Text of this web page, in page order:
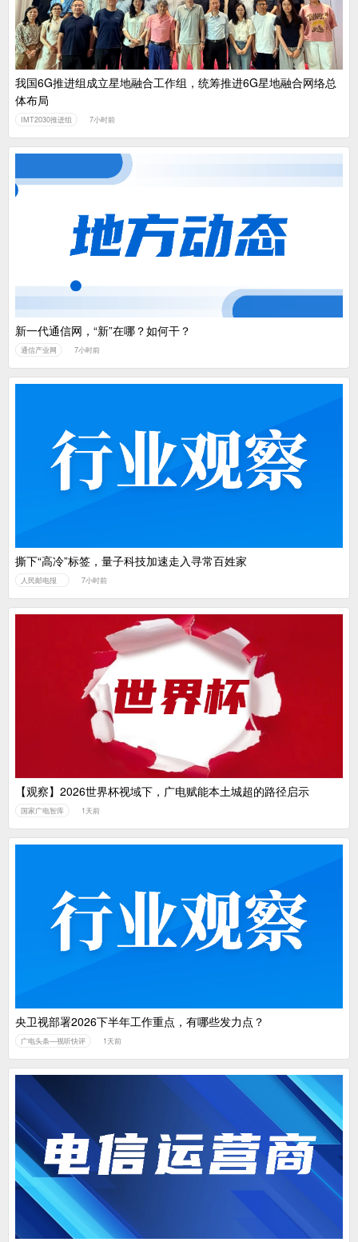
我国6G推进组成立星地融合工作组，统筹推进6G星地融合网络总
体布局
IMT2030推进组 7小时前
新一代通信网，“新”在哪？如何干？
通信产业网 7小时前
撕下“高冷”标签，量子科技加速走入寻常百姓家
人民邮电报 7小时前
【观察】2026世界杯视域下，广电赋能本土城超的路径启示
国家广电智库 1天前
央卫视部署2026下半年工作重点，有哪些发力点？
广电头条—视听快评 1天前